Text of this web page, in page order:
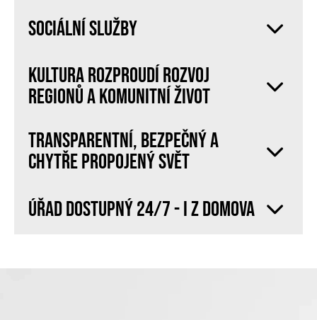
SOCIÁLNÍ SLUŽBY
KULTURA ROZPROUDÍ ROZVOJ
REGIONŮ A KOMUNITNÍ ŽIVOT
TRANSPARENTNÍ, BEZPEČNÝ A
CHYTŘE PROPOJENÝ SVĚT
ÚŘAD DOSTUPNÝ 24/7 - I Z DOMOVA